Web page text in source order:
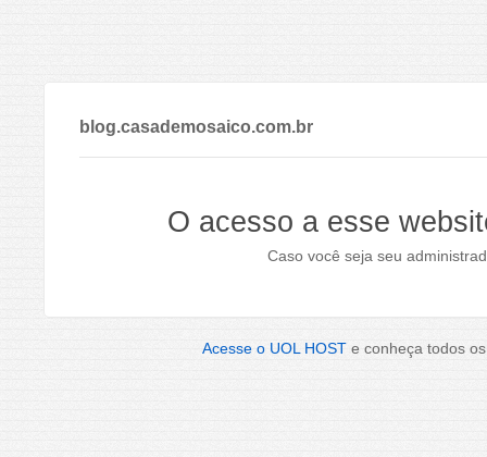
blog.casademosaico.com.br
O acesso a esse
Caso você seja seu
Acesse o UOL HOST e conheça todos